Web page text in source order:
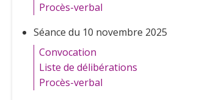
Procès-verbal
Séance du 10 novembre 2025
Convocation
Liste de délibérations
Procès-verbal